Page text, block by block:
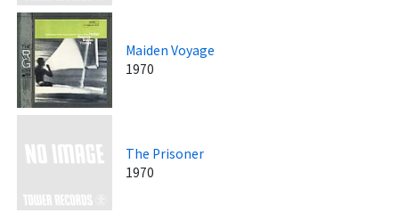
Maiden Voyage
1970
The Prisoner
1970